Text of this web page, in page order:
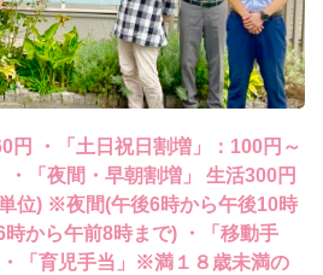
円 ・「土日祝日割増」：100円～
「夜間・早朝割増」 生活300円
位) ※夜間(午後6時から午後10時
時から午前8時まで) ・「移動手
「育児手当」※満１８歳未満の